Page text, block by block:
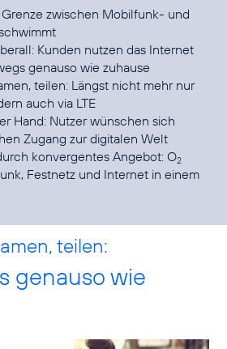
Grenze zwischen Mobilfunk- und
Kunden nutzen das Internet
genauso wie zuhause
teilen: Längst nicht mehr nur
auch via LTE
Hand: Nutzer wünschen sich
Zugang zur digitalen Welt
konvergentes Angebot: O2
Festnetz und Internet in einem
teilen:
genauso wie